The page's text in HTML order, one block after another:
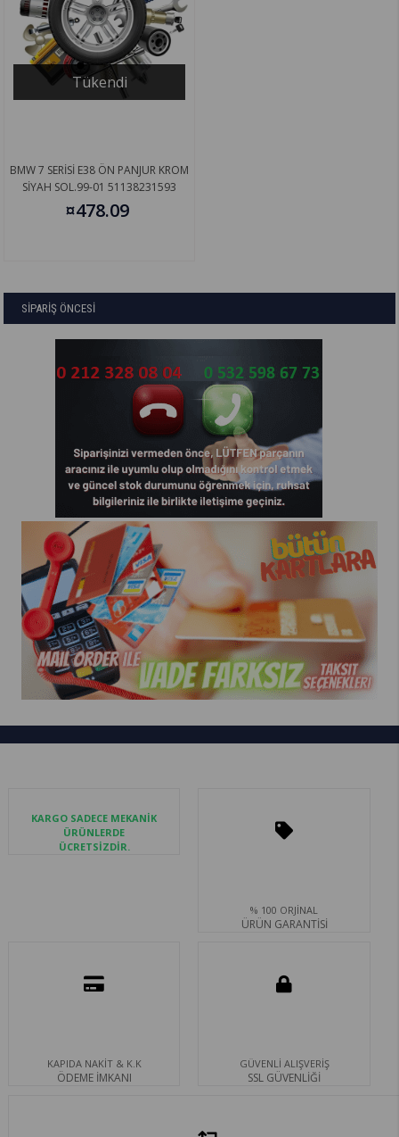
Tükendi
BMW 7 SERİSİ E38 ÖN PANJUR KROM
SİYAH SOL.99-01 51138231593
¤478.09
SİPARİŞ ÖNCESİ
KARGO SADECE MEKANİK
ÜRÜNLERDE
ÜCRETSİZDİR.
% 100 ORJİNAL
ÜRÜN GARANTİSİ
KAPIDA NAKİT & K.K
ÖDEME İMKANI
GÜVENLİ ALIŞVERİŞ
SSL GÜVENLİĞİ